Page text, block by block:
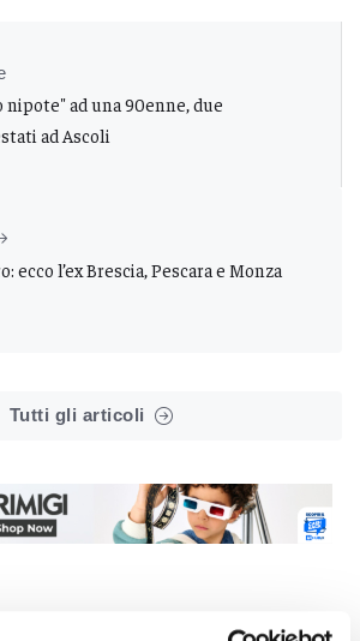
ad una 90enne, due
ad Ascoli
ecco l’ex Brescia, Pescara e Monza
Tutti gli articoli